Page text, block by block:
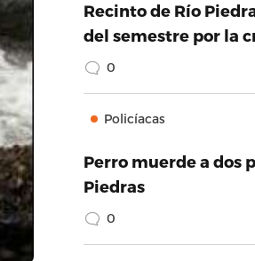
Recinto de Río
del semestre por la
0
Policíacas
Perro muerde a dos
Piedras
0